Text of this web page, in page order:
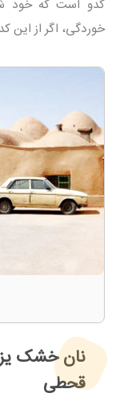
کدو است که خود
خوردگی، اگر از این
نان خشک
قحطی